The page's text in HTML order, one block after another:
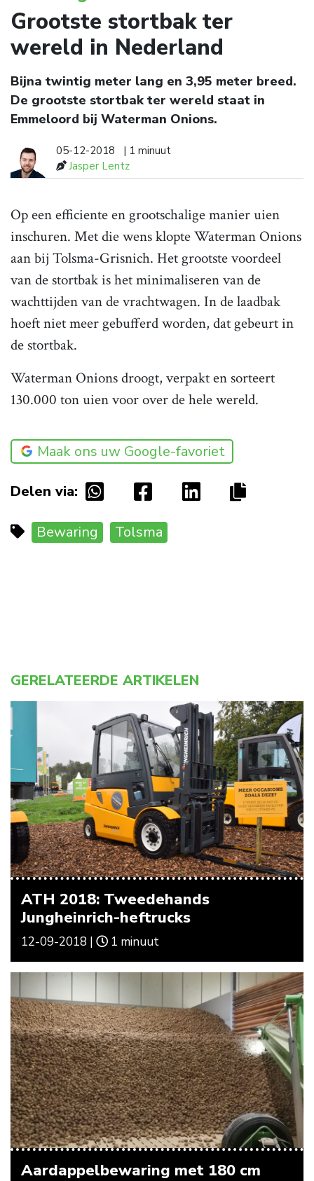
Grootste stortbak ter
wereld in Nederland
Bijna twintig meter lang en 3,95 meter breed.
De grootste stortbak ter wereld staat in
Emmeloord bij Waterman Onions.
05-12-2018
| 1 minuut
Jasper Lentz
Op een efficiente en grootschalige manier uien
inschuren. Met die wens klopte Waterman Onions
aan bij Tolsma-Grisnich. Het grootste voordeel
van de stortbak is het minimaliseren van de
wachttijden van de vrachtwagen. In de laadbak
hoeft niet meer gebufferd worden, dat gebeurt in
de stortbak.
Waterman Onions droogt, verpakt en sorteert
130.000 ton uien voor over de hele wereld.
Maak ons uw Google-favoriet
Delen via:
Bewaring Tolsma
GERELATEERDE ARTIKELEN
ATH 2018: Tweedehands
Jungheinrich-heftrucks
12-09-2018 | 1 minuut
Aardappelbewaring met 180 cm